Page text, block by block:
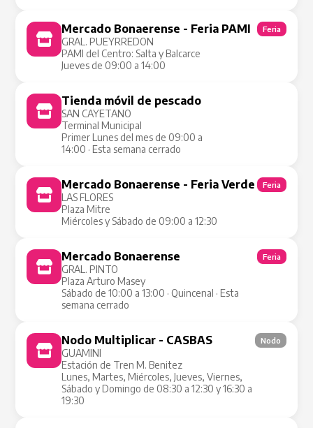
Mercado Bonaerense - Feria PAMI
GRAL. PUEYRREDON
PAMI del Centro: Salta y Balcarce
Jueves de 09:00 a 14:00
Feria
Tienda móvil de pescado
SAN CAYETANO
Terminal Municipal
Primer Lunes del mes de 09:00 a
14:00 · Esta semana cerrado
Mercado Bonaerense - Feria Verde
LAS FLORES
Plaza Mitre
Miércoles y Sábado de 09:00 a 12:30
Feria
Mercado Bonaerense
GRAL. PINTO
Plaza Arturo Masey
Sábado de 10:00 a 13:00 · Quincenal · Esta
semana cerrado
Feria
Nodo Multiplicar - CASBAS
GUAMINI
Estación de Tren M. Benitez
Lunes, Martes, Miércoles, Jueves, Viernes,
Sábado y Domingo de 08:30 a 12:30 y 16:30 a
19:30
Nodo